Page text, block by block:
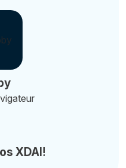
XDAI!